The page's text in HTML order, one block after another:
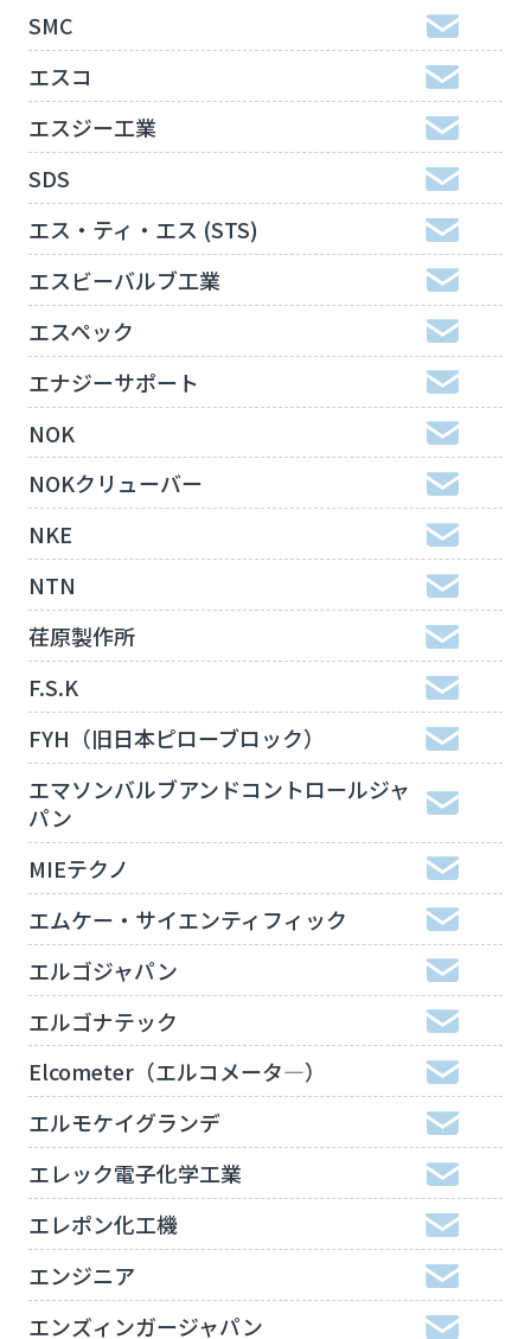
SMC
エスコ
エスジー工業
SDS
エス・ティ・エス (STS)
エスビーバルブ工業
エスペック
エナジーサポート
NOK
NOKクリューバー
NKE
NTN
荏原製作所
F.S.K
FYH（旧日本ピローブロック）
エマソンバルブアンドコントロールジャ
パン
MIEテクノ
エムケー・サイエンティフィック
エルゴジャパン
エルゴナテック
Elcometer（エルコメータ―）
エルモケイグランデ
エレック電子化学工業
エレポン化工機
エンジニア
エンズィンガージャパン